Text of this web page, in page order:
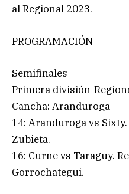
al Regional 2023.
PROGRAMACIÓN
Semifinales
Primera división-
Cancha: Aranduroga
14: Aranduroga vs
Zubieta.
16: Curne vs Taraguy.
Gorrochategui.